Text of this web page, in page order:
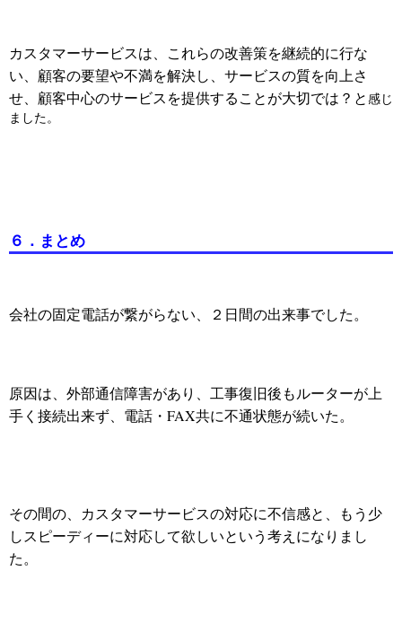
カスタマーサービスは、これらの改善策を継続的に行な
い、顧客の要望や不満を解決し、サービスの質を向上さ
せ、顧客中心のサービスを提供することが大切では？と感じ
ました。
６．まとめ
会社の固定電話が繋がらない、２日間の出来事でした。
原因は、外部通信障害があり、工事復旧後もルーターが上
手く接続出来ず、電話・FAX共に不通状態が続いた。
その間の、カスタマーサービスの対応に不信感と、もう少
しスピーディーに対応して欲しいという考えになりまし
た。